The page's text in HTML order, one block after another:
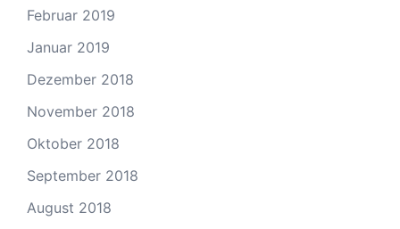
Februar 2019
Januar 2019
Dezember 2018
November 2018
Oktober 2018
September 2018
August 2018